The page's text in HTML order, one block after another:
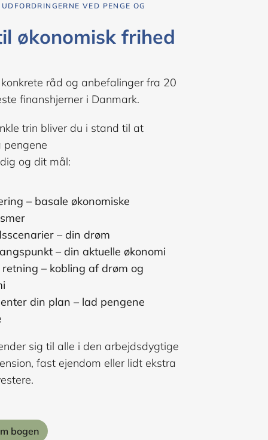
VED PENGE OG
økonomisk frihed
råd og anbefalinger fra 20
finanshjerner i Danmark.
trin bliver du i stand til at
pengene
og dit mål:
– basale økonomiske
– din drøm
– din aktuelle økonomi
– kobling af drøm og
din plan – lad pengene
sig til alle i den arbejdsdygtige
fast ejendom eller lidt ekstra
bogen